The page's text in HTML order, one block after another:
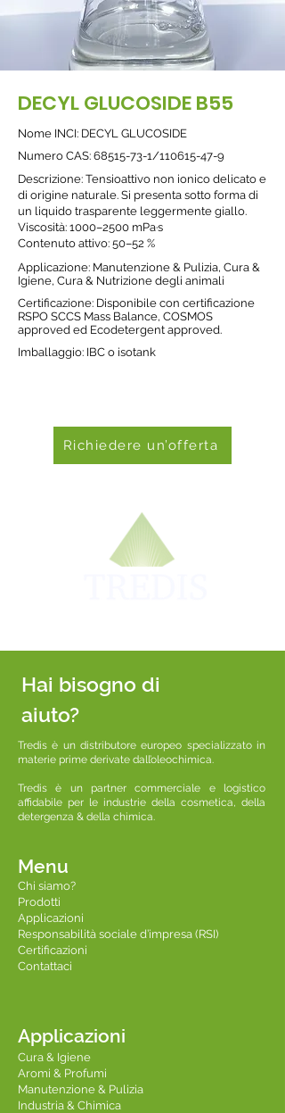
DECYL GLUCOSIDE B55
Nome INCI: DECYL GLUCOSIDE
Numero CAS: 68515-73-1/110615-47-9
Descrizione: Tensioattivo non ionico delicato e
di origine naturale. Si presenta sotto forma di
un liquido trasparente leggermente giallo.
Viscosità: 1000–2500 mPa·s
Contenuto attivo: 50–52 %
Applicazione: Manutenzione & Pulizia, Cura &
Igiene, Cura & Nutrizione degli animali
Certificazione: Disponibile con certificazione
RSPO SCCS Mass Balance, COSMOS
approved ed Ecodetergent approved.
Imballaggio: IBC o isotank
Richiedere un’offerta
Hai bisogno di
aiuto?
Tredis è un distributore europeo specializzato in
materie prime derivate dall’oleochimica.
Tredis è un partner commerciale e logistico
affidabile per le industrie della cosmetica, della
detergenza & della chimica.
Chi siamo?
Prodotti
Applicazioni
Responsabilità sociale d’impresa (RSI)
Certificazioni
Contattaci
Menu
Applicazioni
Cura & Igiene
Aromi & Profumi
Manutenzione & Pulizia
Industria & Chimica